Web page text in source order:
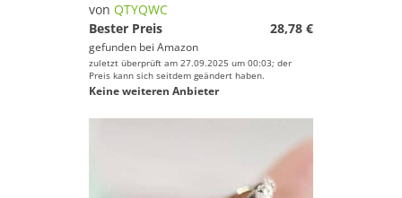
von QTYQWC
Bester Preis
28,78 €
gefunden bei Amazon
zuletzt überprüft am 27.09.2025 um 00:03; der
Preis kann sich seitdem geändert haben.
Keine weiteren Anbieter